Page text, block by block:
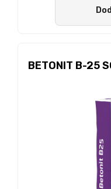
BETONIT B-25